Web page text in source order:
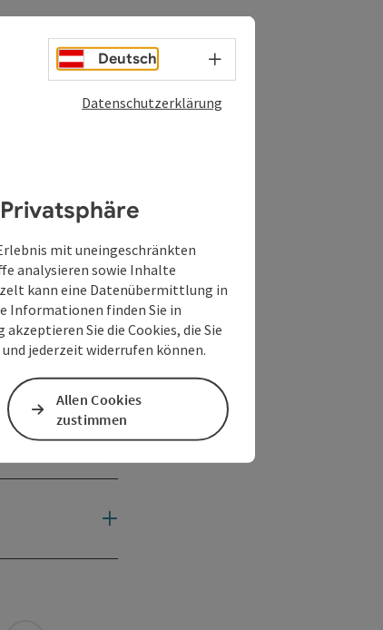
Deutsch Sprachwahl - Menü öffnen
Datenschutzerklärung
mit uneingeschränkten
analysieren sowie Inhalte
kann eine Datenübermittlung in
Informationen finden Sie in
Sie die Cookies, die Sie
jederzeit widerrufen können.
Allen Cookies
zustimmen